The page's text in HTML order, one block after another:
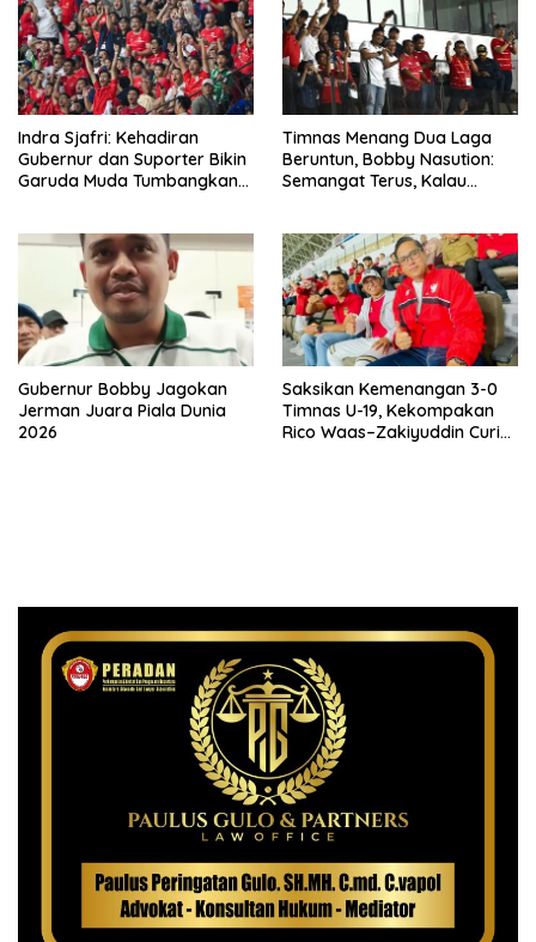
Indra Sjafri: Kehadiran
Gubernur dan Suporter Bikin
Garuda Muda Tumbangkan
Timnas Menang Dua Laga
Beruntun, Bobby Nasution:
Semangat Terus, Kalau
Gubernur Bobby Jagokan
Jerman Juara Piala Dunia
2026
Saksikan Kemenangan 3-0
Timnas U-19, Kekompakan
Rico Waas–Zakiyuddin Curi